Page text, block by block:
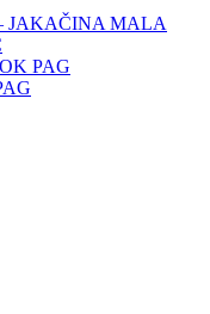
JAKAČINA MALA
PAG